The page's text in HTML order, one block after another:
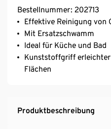
Bestellnummer: 202713
Effektive Reinigung von
Mit Ersatzschwamm
Ideal für Küche und Bad
Kunststoffgriff
Flächen
Produktbeschreibung